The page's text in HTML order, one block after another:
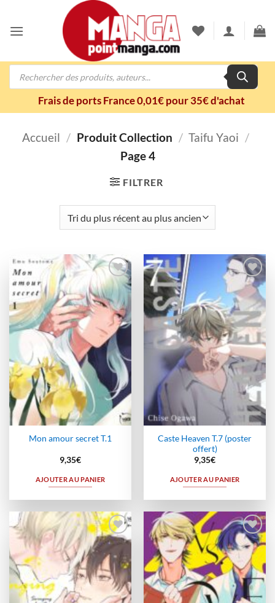
contenu
Recherche
Frais de ports France 0,01€ pour 35€ d'achat
Accueil / Produit Collection / Taifu Yaoi /
Page 4
FILTRER
Ajouter
à la
wishlist
Mon amour secret T.1
9,35€
AJOUTER AU PANIER
Ajouter
à la
wishlist
Caste Heaven T.7 (poster
offert)
9,35€
AJOUTER AU PANIER
Ajouter
wishlist
Ajouter
à la
wishlist